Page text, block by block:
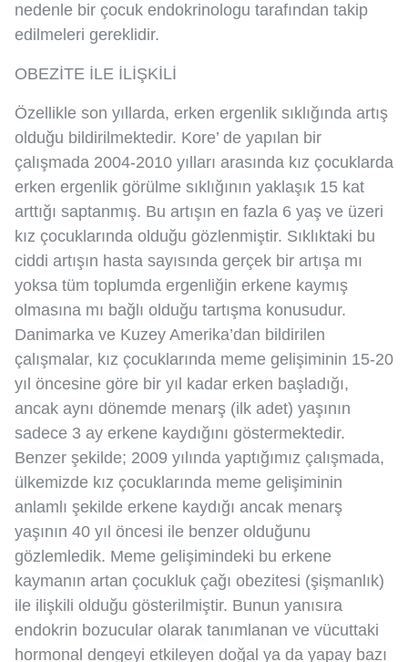
nedenle bir çocuk endokrinologu tarafından takip
edilmeleri gereklidir.
OBEZİTE İLE İLİŞKİLİ
Özellikle son yıllarda, erken ergenlik sıklığında artış
olduğu bildirilmektedir. Kore’ de yapılan bir
çalışmada 2004-2010 yılları arasında kız çocuklarda
erken ergenlik görülme sıklığının yaklaşık 15 kat
arttığı saptanmış. Bu artışın en fazla 6 yaş ve üzeri
kız çocuklarında olduğu gözlenmiştir. Sıklıktaki bu
ciddi artışın hasta sayısında gerçek bir artışa mı
yoksa tüm toplumda ergenliğin erkene kaymış
olmasına mı bağlı olduğu tartışma konusudur.
Danimarka ve Kuzey Amerika’dan bildirilen
çalışmalar, kız çocuklarında meme gelişiminin 15-20
yıl öncesine göre bir yıl kadar erken başladığı,
ancak aynı dönemde menarş (ilk adet) yaşının
sadece 3 ay erkene kaydığını göstermektedir.
Benzer şekilde; 2009 yılında yaptığımız çalışmada,
ülkemizde kız çocuklarında meme gelişiminin
anlamlı şekilde erkene kaydığı ancak menarş
yaşının 40 yıl öncesi ile benzer olduğunu
gözlemledik. Meme gelişimindeki bu erkene
kaymanın artan çocukluk çağı obezitesi (şişmanlık)
ile ilişkili olduğu gösterilmiştir. Bunun yanısıra
endokrin bozucular olarak tanımlanan ve vücuttaki
hormonal dengeyi etkileyen doğal ya da yapay bazı